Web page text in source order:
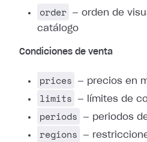
order
— orden de
catálogo
Condiciones de venta
prices — precios en
limits — límites de
periods — periodos
regions —